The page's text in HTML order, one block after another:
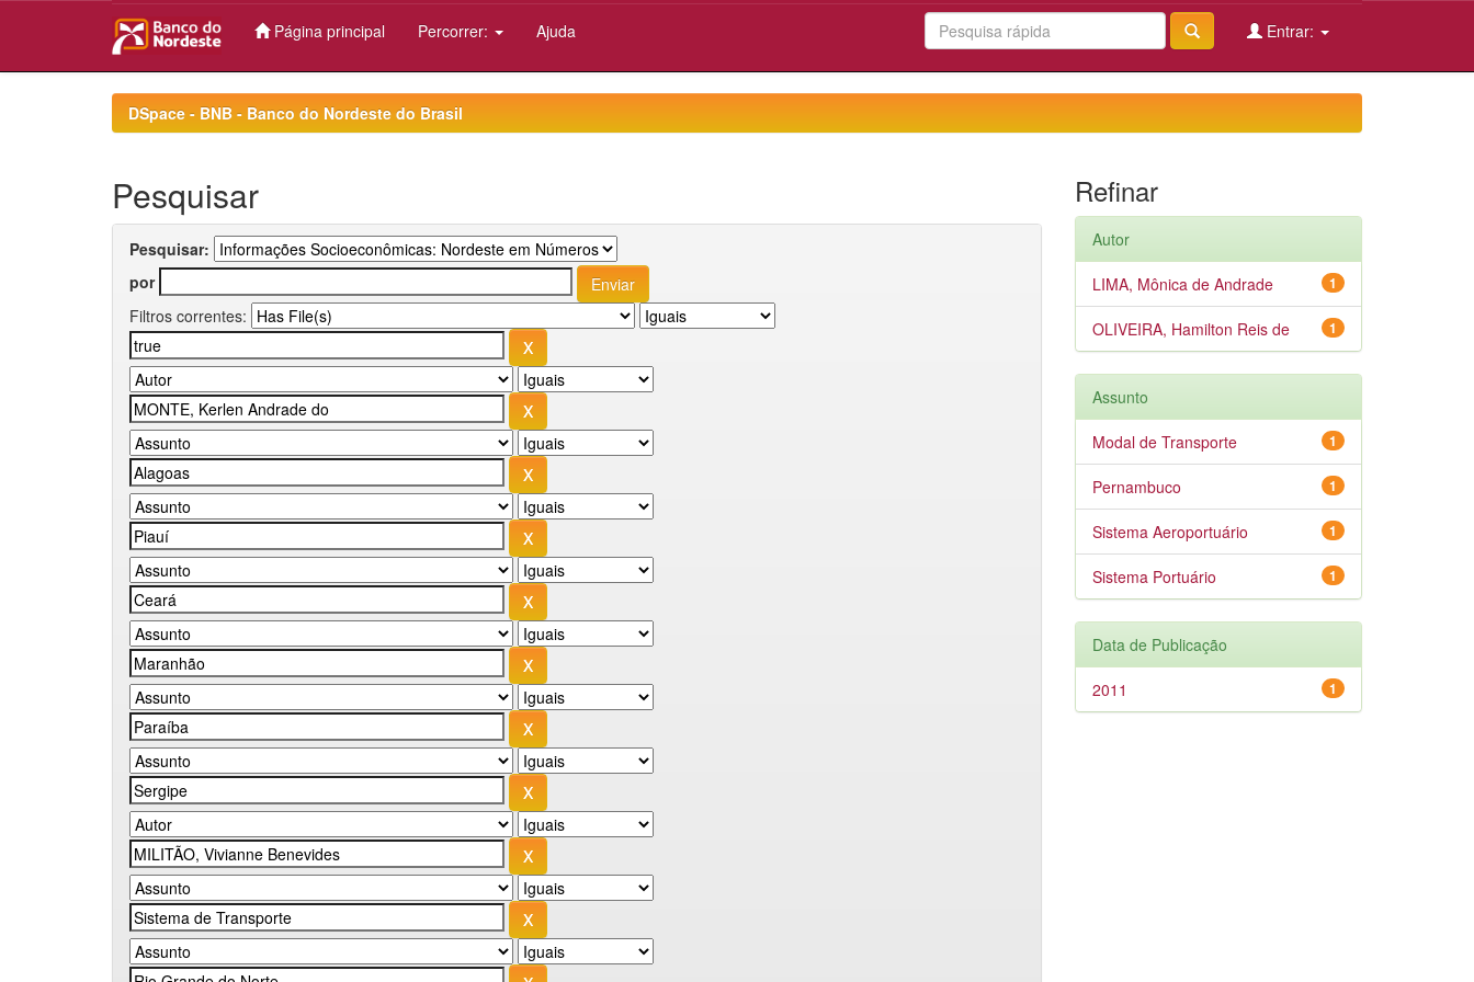
Página principal Percorrer: Ajuda Entrar:
DSpace - BNB - Banco do Nordeste do Brasil
Pesquisar
Pesquisar:
por
Filtros correntes:
Refinar
Autor
1
LIMA, Mônica de Andrade
1
OLIVEIRA, Hamilton Reis de
Assunto
1
Modal de Transporte
1
Pernambuco
1
Sistema Aeroportuário
1
Sistema Portuário
Data de Publicação
1
2011